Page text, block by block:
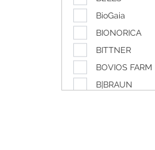
BioGaia
BIONORICA
BITTNER
BOVIOS FARM
B|BRAUN